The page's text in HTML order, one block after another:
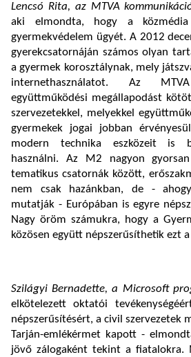
Lencsó Rita, az MTVA
aki elmondta, hogy a
gyermekvédelem ügyét. A 2012
gyerekcsatornáján számos olyan
a gyermek korosztálynak, mely
internethasználatot. Az
együttműködési megállapodást
szervezetekkel, melyekkel
gyermekek jogai jobban
modern technika eszközeit is
használni. Az M2 nagyon
tematikus csatornák között,
nem csak hazánkban, de -
mutatják - Európában is egyre
Nagy öröm számukra, hogy a
közösen együtt népszerűsíthetik ezt
Szilágyi Bernadette, a Microsoft
elkötelezett oktatói
népszerűsítésért, a civil szervezetek
Tarján-emlékérmet kapott -
jövő zálogaként tekint a